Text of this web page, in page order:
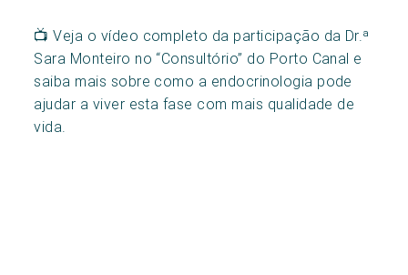
📺 Veja o vídeo completo da participação da Dr.ª
Sara Monteiro no “Consultório” do Porto Canal e
saiba mais sobre como a endocrinologia pode
ajudar a viver esta fase com mais qualidade de
vida.